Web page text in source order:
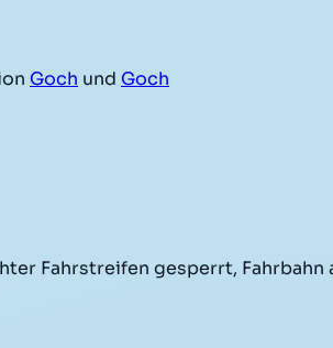
Goch und Goch
Fahrstreifen gesperrt,